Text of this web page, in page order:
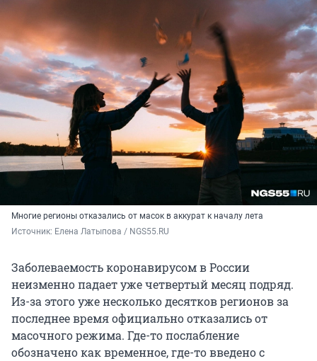
Многие регионы отказались от масок в аккурат к началу лета
Источник: Елена Латыпова / NGS55.RU
Заболеваемость коронавирусом в России
неизменно падает уже четвертый месяц подряд.
Из-за этого уже несколько десятков регионов за
последнее время официально отказались от
масочного режима. Где-то послабление
обозначено как временное, где-то введено с